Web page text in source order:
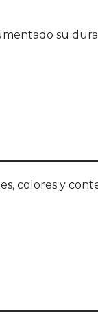
su
colores y